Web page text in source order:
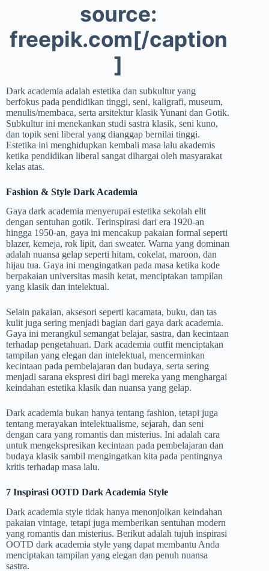
source:
freepik.com[/caption
]
Dark academia adalah estetika dan subkultur yang
berfokus pada pendidikan tinggi, seni, kaligrafi, museum,
menulis/membaca, serta arsitektur klasik Yunani dan Gotik.
Subkultur ini menekankan studi sastra klasik, seni kuno,
dan topik seni liberal yang dianggap bernilai tinggi.
Estetika ini menghidupkan kembali masa lalu akademis
ketika pendidikan liberal sangat dihargai oleh masyarakat
kelas atas.
Fashion & Style Dark Academia
Gaya dark academia menyerupai estetika sekolah elit
dengan sentuhan gotik. Terinspirasi dari era 1920-an
hingga 1950-an, gaya ini mencakup pakaian formal seperti
blazer, kemeja, rok lipit, dan sweater. Warna yang dominan
adalah nuansa gelap seperti hitam, cokelat, maroon, dan
hijau tua. Gaya ini mengingatkan pada masa ketika kode
berpakaian universitas masih ketat, menciptakan tampilan
yang klasik dan intelektual.
Selain pakaian, aksesori seperti kacamata, buku, dan tas
kulit juga sering menjadi bagian dari gaya dark academia.
Gaya ini merangkul semangat belajar, sastra, dan kecintaan
terhadap pengetahuan. Dark academia outfit menciptakan
tampilan yang elegan dan intelektual, mencerminkan
kecintaan pada pembelajaran dan budaya, serta sering
menjadi sarana ekspresi diri bagi mereka yang menghargai
keindahan estetika klasik dan nuansa yang gelap.
Dark academia bukan hanya tentang fashion, tetapi juga
tentang merayakan intelektualisme, sejarah, dan seni
dengan cara yang romantis dan misterius. Ini adalah cara
untuk mengekspresikan kecintaan pada pembelajaran dan
budaya klasik sambil mengingatkan kita pada pentingnya
kritis terhadap masa lalu.
7 Inspirasi OOTD Dark Academia Style
Dark academia style tidak hanya menonjolkan keindahan
pakaian vintage, tetapi juga memberikan sentuhan modern
yang romantis dan misterius. Berikut adalah tujuh inspirasi
OOTD dark academia style yang dapat membantu Anda
menciptakan tampilan yang elegan dan penuh nuansa
sastra.